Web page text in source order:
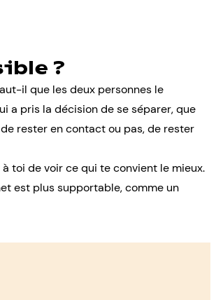
?
il que les deux personnes le
a pris la décision de se séparer, que
rester en contact ou pas, de rester
toi de voir ce qui te convient le mieux.
est plus supportable, comme un